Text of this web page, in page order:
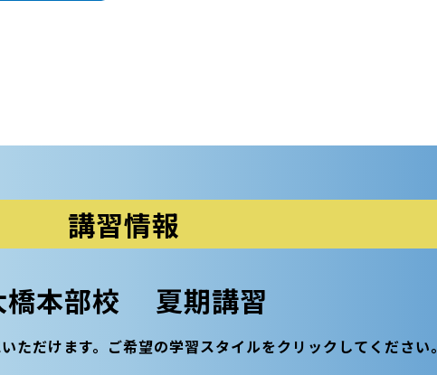
講習情報
橋本部校 夏期講習
ただけます。 ご希望の学習スタイルをクリックしてください。